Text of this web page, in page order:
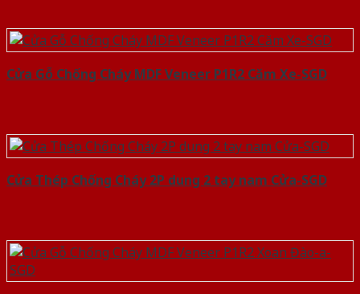
Cửa Gỗ Chống Cháy MDF Veneer P1R2 Căm Xe-SGD
Cửa Thép Chống Cháy 2P dung 2 tay nam Cửa-SGD